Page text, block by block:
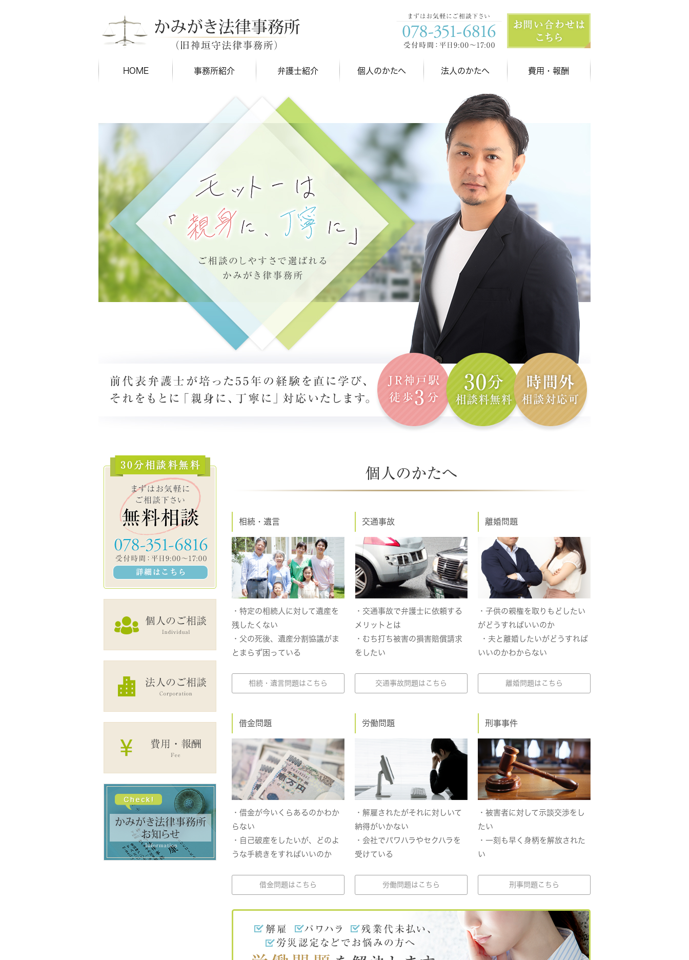
HOME 事務所紹介 弁護士紹介 個人のかたへ 法人のかたへ 費用・報酬
個人のかたへ
相続・遺言
・特定の相続人に対して遺産を
残したくない
・父の死後、遺産分割協議がま
とまらず困っている
相続・遺言問題はこちら
交通事故
・交通事故で弁護士に依頼する
メリットとは
・むち打ち被害の損害賠償請求
をしたい
交通事故問題はこちら
離婚問題
・子供の親権を取りもどしたい
がどうすればいいのか
・夫と離婚したいがどうすれば
いいのかわからない
離婚問題はこちら
借金問題
・借金が今いくらあるのかわか
らない
・自己破産をしたいが、どのよ
うな手続きをすればいいのか
借金問題はこちら
労働問題
・解雇されたがそれに対しいて
納得がいかない
・会社でパワハラやセクハラを
受けている
労働問題はこちら
刑事事件
・被害者に対して示談交渉をし
たい
・一刻も早く身柄を解放された
い
刑事問題こちら